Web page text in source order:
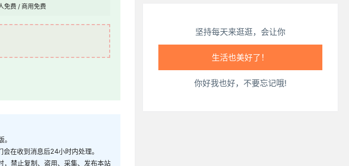
免费 / 商用免费
在收到消息后24小时内处理。
，禁止复制、盗用、采集、发布本站
坚持每天来逛逛，会让你
腰也不酸了！
工作也轻松了！
你好我也好，不要忘记哦!